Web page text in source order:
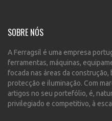
SOBRE NÓS
A Ferragsil é uma empresa
ferramentas, máquinas,
focada nas áreas da
protecção e iluminação. Com
artigos no seu portefólio, é,
privilegiado e competitivo, à